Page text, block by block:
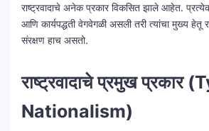
राष्ट्रवादाचे अनेक प्रकार विकसित झाले आहेत. प्रत्येक
आणि कार्यपद्धती वेगवेगळी असली तरी त्यांचा मुख्य हेतू
संरक्षण हाच असतो.
राष्ट्रवादाचे प्रमुख प्रकार
Nationalism)